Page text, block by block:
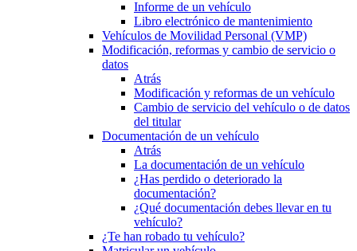
Informe de un vehículo
Libro electrónico de mantenimiento
Vehículos de Movilidad Personal (VMP)
Modificación, reformas y cambio de servicio o
datos
Atrás
Modificación y reformas de un vehículo
Cambio de servicio del vehículo o de datos
del titular
Documentación de un vehículo
Atrás
La documentación de un vehículo
¿Has perdido o deteriorado la
documentación?
¿Qué documentación debes llevar en tu
vehículo?
¿Te han robado tu vehículo?